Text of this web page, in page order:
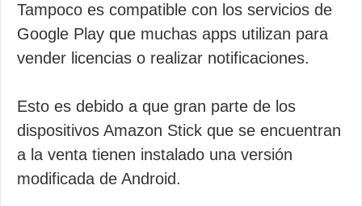
Tampoco es compatible con los servicios de
Google Play que muchas apps utilizan para
vender licencias o realizar notificaciones.
Esto es debido a que gran parte de los
dispositivos Amazon Stick que se encuentran
a la venta tienen instalado una versión
modificada de Android.